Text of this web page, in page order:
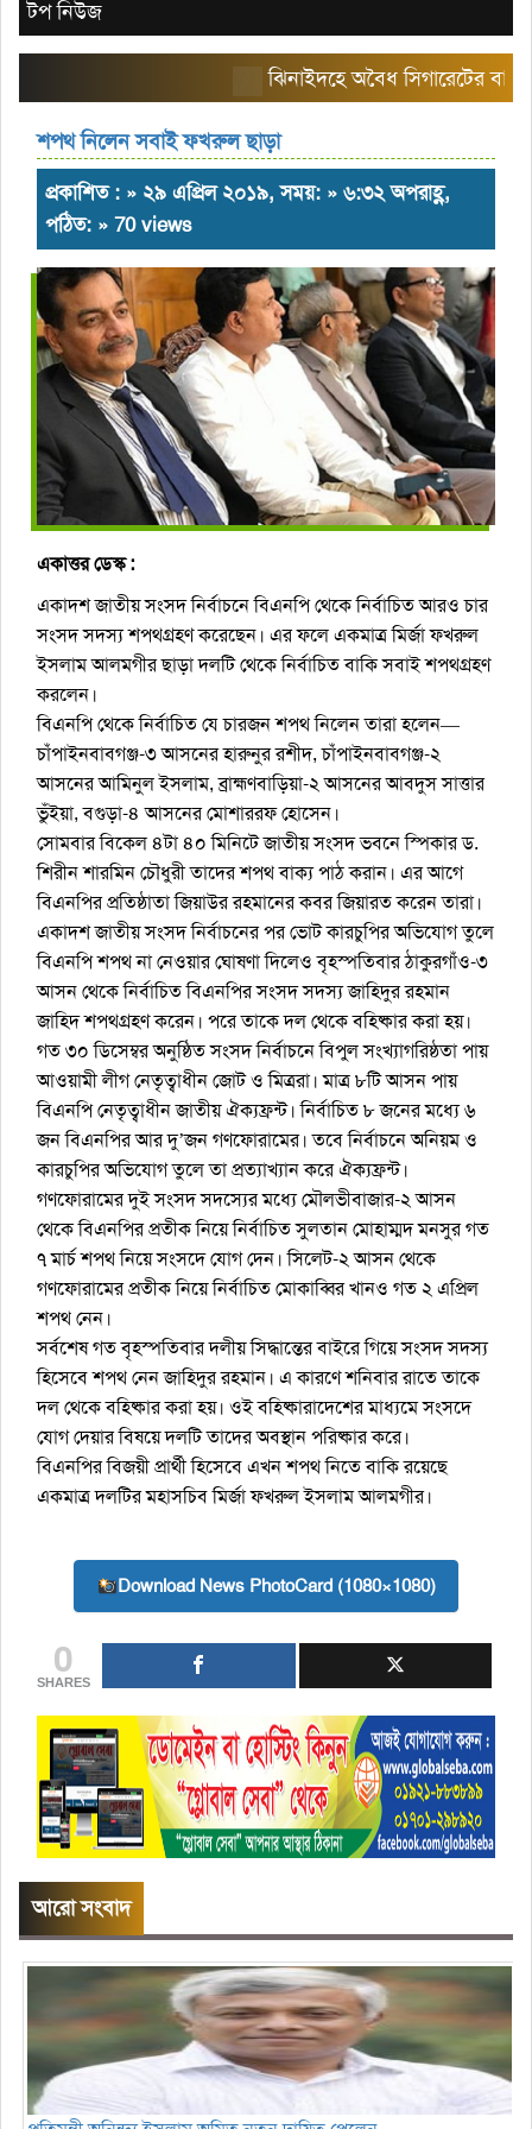
টপ নিউজ
ঝিনাইদহে অবৈধ সিগারেটের বাজার
শপথ নিলেন সবাই ফখরুল ছাড়া
প্রকাশিত : » ২৯ এপ্রিল ২০১৯, সময়: » ৬:৩২ অপরাহ্ণ,
পঠিত: » 70 views
একাত্তর ডেস্ক :
একাদশ জাতীয় সংসদ নির্বাচনে বিএনপি থেকে নির্বাচিত আরও চার
সংসদ সদস্য শপথগ্রহণ করেছেন। এর ফলে একমাত্র মির্জা ফখরুল
ইসলাম আলমগীর ছাড়া দলটি থেকে নির্বাচিত বাকি সবাই শপথগ্রহণ
করলেন।
বিএনপি থেকে নির্বাচিত যে চারজন শপথ নিলেন তারা হলেন—
চাঁপাইনবাবগঞ্জ-৩ আসনের হারুনুর রশীদ, চাঁপাইনবাবগঞ্জ-২
আসনের আমিনুল ইসলাম, ব্রাহ্মণবাড়িয়া-২ আসনের আবদুস সাত্তার
ভুঁইয়া, বগুড়া-৪ আসনের মোশাররফ হোসেন।
সোমবার বিকেল ৪টা ৪০ মিনিটে জাতীয় সংসদ ভবনে স্পিকার ড.
শিরীন শারমিন চৌধুরী তাদের শপথ বাক্য পাঠ করান। এর আগে
বিএনপির প্রতিষ্ঠাতা জিয়াউর রহমানের কবর জিয়ারত করেন তারা।
একাদশ জাতীয় সংসদ নির্বাচনের পর ভোট কারচুপির অভিযোগ তুলে
বিএনপি শপথ না নেওয়ার ঘোষণা দিলেও বৃহস্পতিবার ঠাকুরগাঁও-৩
আসন থেকে নির্বাচিত বিএনপির সংসদ সদস্য জাহিদুর রহমান
জাহিদ শপথগ্রহণ করেন। পরে তাকে দল থেকে বহিষ্কার করা হয়।
গত ৩০ ডিসেম্বর অনুষ্ঠিত সংসদ নির্বাচনে বিপুল সংখ্যাগরিষ্ঠতা পায়
আওয়ামী লীগ নেতৃত্বাধীন জোট ও মিত্ররা। মাত্র ৮টি আসন পায়
বিএনপি নেতৃত্বাধীন জাতীয় ঐক্যফ্রন্ট। নির্বাচিত ৮ জনের মধ্যে ৬
জন বিএনপির আর দু’জন গণফোরামের। তবে নির্বাচনে অনিয়ম ও
কারচুপির অভিযোগ তুলে তা প্রত্যাখ্যান করে ঐক্যফ্রন্ট।
গণফোরামের দুই সংসদ সদস্যের মধ্যে মৌলভীবাজার-২ আসন
থেকে বিএনপির প্রতীক নিয়ে নির্বাচিত সুলতান মোহাম্মদ মনসুর গত
৭ মার্চ শপথ নিয়ে সংসদে যোগ দেন। সিলেট-২ আসন থেকে
গণফোরামের প্রতীক নিয়ে নির্বাচিত মোকাব্বির খানও গত ২ এপ্রিল
শপথ নেন।
সর্বশেষ গত বৃহস্পতিবার দলীয় সিদ্ধান্তের বাইরে গিয়ে সংসদ সদস্য
হিসেবে শপথ নেন জাহিদুর রহমান। এ কারণে শনিবার রাতে তাকে
দল থেকে বহিষ্কার করা হয়। ওই বহিষ্কারাদেশের মাধ্যমে সংসদে
যোগ দেয়ার বিষয়ে দলটি তাদের অবস্থান পরিষ্কার করে।
বিএনপির বিজয়ী প্রার্থী হিসেবে এখন শপথ নিতে বাকি রয়েছে
একমাত্র দলটির মহাসচিব মির্জা ফখরুল ইসলাম আলমগীর।
Download News PhotoCard (1080×1080)
0
SHARES
আরো সংবাদ